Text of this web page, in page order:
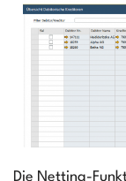
Die Netting-